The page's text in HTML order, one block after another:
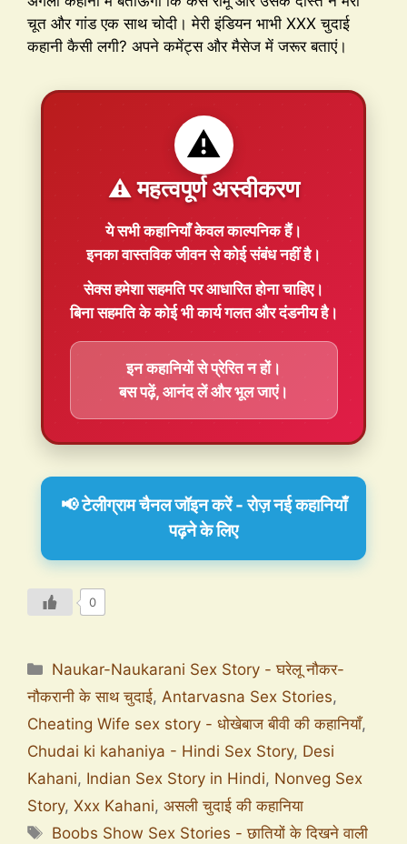
चूत और गांड एक साथ चोदी। मेरी इंडियन भाभी XXX चुदाई
कहानी कैसी लगी? अपने कमेंट्स और मैसेज में जरूर बताएं।
⚠️
⚠️ महत्वपूर्ण अस्वीकरण
ये सभी कहानियाँकेवल काल्पनिकहैं।
इनका वास्तविक जीवन से कोई संबंध नहीं है।
सेक्स हमेशासहमतिपर आधारित होना चाहिए।
बिना सहमति के कोई भी कार्य गलत और दंडनीय है।
इन कहानियों से प्रेरित न हों।
बस पढ़ें, आनंद लें और भूल जाएं।
📢 टेलीग्राम चैनल जॉइन करें - रोज़ नई कहानियाँ
पढ़ने के लिए
0
Naukar-Naukarani Sex Story - घरेलू नौकर-
नौकरानी के साथ चुदाई, Antarvasna Sex Stories,
Cheating Wife sex story - धोखेबाज बीवी की कहानियाँ,
Chudai ki kahaniya - Hindi Sex Story, Desi
Kahani, Indian Sex Story in Hindi, Nonveg Sex
Story, Xxx Kahani, असली चुदाई की कहानिया
Boobs Show Sex Stories - छातियों के दिखने वाली